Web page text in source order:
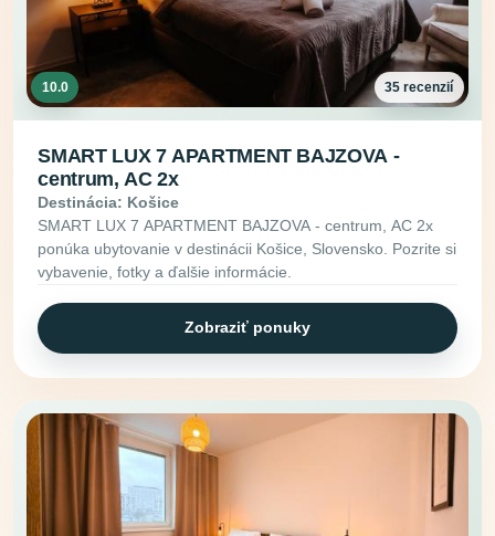
10.0 35 recenzií
SMART LUX 7 APARTMENT BAJZOVA -
centrum, AC 2x
Destinácia: Košice
SMART LUX 7 APARTMENT BAJZOVA - centrum, AC 2x
ponúka ubytovanie v destinácii Košice, Slovensko. Pozrite si
vybavenie, fotky a ďalšie informácie.
Zobraziť ponuky